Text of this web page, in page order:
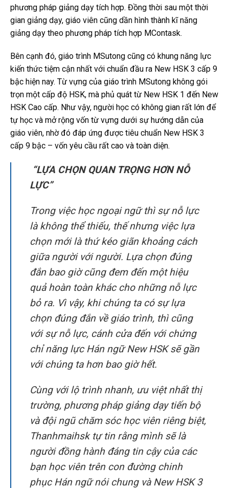
phương pháp giảng dạy tích hợp. Đồng thời sau một thời
gian giảng dạy, giáo viên cũng dần hình thành kĩ năng
giảng dạy theo phương pháp tích hợp MContask.
Bên cạnh đó, giáo trình MSutong cũng có khung năng lực
kiến thức tiệm cận nhất với chuẩn đầu ra New HSK 3 cấp 9
bậc hiện nay. Từ vựng của giáo trình MSutong không gói
trọn một cấp độ HSK, mà phủ quát từ New HSK 1 đến New
HSK Cao cấp. Như vậy, người học có không gian rất lớn để
tự học và mở rộng vốn từ vựng dưới sự hướng dẫn của
giáo viên, nhờ đó đáp ứng được tiêu chuẩn New HSK 3
cấp 9 bậc – vốn yêu cầu rất cao và toàn diện.
“LỰA CHỌN QUAN TRỌNG HƠN NỖ
LỰC”
Trong việc học ngoại ngữ thì sự nỗ lực
là không thể thiếu, thế nhưng việc lựa
chọn mới là thứ kéo giãn khoảng cách
giữa người với người. Lựa chọn đúng
đắn bao giờ cũng đem đến một hiệu
quả hoàn toàn khác cho những nỗ lực
bỏ ra. Vì vậy, khi chúng ta có sự lựa
chọn đúng đắn về giáo trình, thì cũng
với sự nỗ lực, cánh cửa đến với chứng
chỉ năng lực Hán ngữ New HSK sẽ gần
với chúng ta hơn bao giờ hết.
Cùng với lộ trình nhanh, ưu việt nhất thị
trường, phương pháp giảng dạy tiến bộ
và đội ngũ chăm sóc học viên riêng biệt,
Thanhmaihsk tự tin rằng mình sẽ là
người đồng hành đáng tin cậy của các
bạn học viên trên con đường chinh
phục Hán ngữ nói chung và New HSK 3